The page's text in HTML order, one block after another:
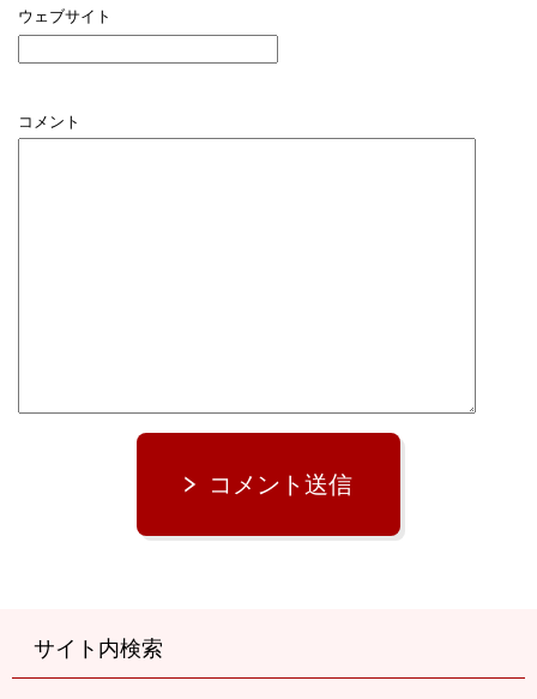
ウェブサイト
コメント
コメント送信
サイト内検索